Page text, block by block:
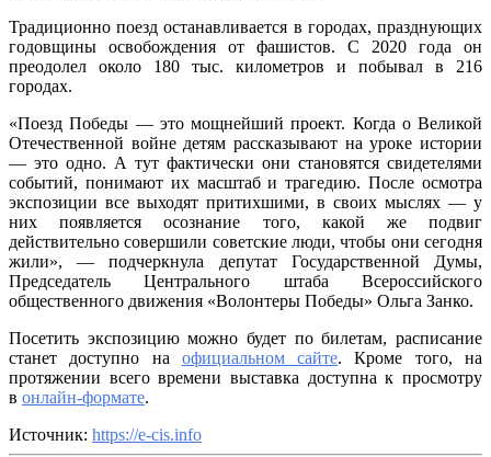
Традиционно поезд останавливается в городах, празднующих
годовщины освобождения от фашистов. С 2020 года он
преодолел около 180 тыс. километров и побывал в 216
городах.
«Поезд Победы — это мощнейший проект. Когда о Великой
Отечественной войне детям рассказывают на уроке истории
— это одно. А тут фактически они становятся свидетелями
событий, понимают их масштаб и трагедию. После осмотра
экспозиции все выходят притихшими, в своих мыслях — у
них появляется осознание того, какой же подвиг
действительно совершили советские люди, чтобы они сегодня
жили», — подчеркнула депутат Государственной Думы,
Председатель Центрального штаба Всероссийского
общественного движения «Волонтеры Победы» Ольга Занко.
Посетить экспозицию можно будет по билетам, расписание
станет доступно на официальном сайте. Кроме того, на
протяжении всего времени выставка доступна к просмотру
в онлайн-формате.
Источник: https://e-cis.info